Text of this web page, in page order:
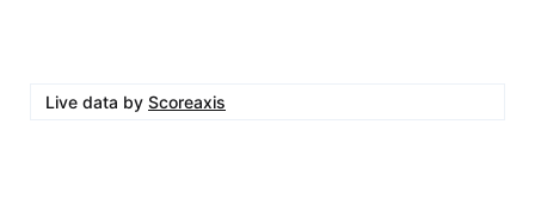
Live data by Scoreaxis